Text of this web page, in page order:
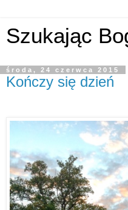
Szukając
środa, 24 czerwca 2015
Kończy się dzień